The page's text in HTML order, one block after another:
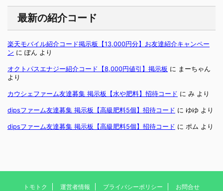
最新の紹介コード
楽天モバイル紹介コード掲示板【13,000円分】お友達紹介キャンペー
ン に ぽん より
オクトパスエナジー紹介コード【8,000円値引】掲示板 に まーちゃん
より
カウシェファーム友達募集 掲示板【水や肥料】招待コード に み より
dipsファーム友達募集 掲示板【高級肥料5個】招待コード に ゆゆ より
dipsファーム友達募集 掲示板【高級肥料5個】招待コード に ポム より
トモトク 運営者情報 プライバシーポリシー お問合せ